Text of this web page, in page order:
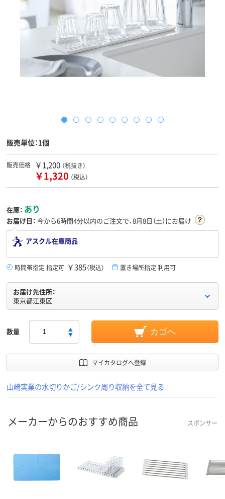
販売単位：1個
販売価格 ￥1,200 （税抜き）
￥1,320 （税込）
在庫： あり
お届け日： 今から6時間4分以内のご注文で、8月8日（土）にお届け
アスクル在庫商品
時間帯指定 指定可 ￥385（税込） 置き場所指定 利用可
お届け先住所：
東京都江東区
数量 カゴへ
マイカタログへ登録
山崎実業の水切りかご/シンク周り収納を全て見る
メーカーからのおすすめ商品 スポンサー